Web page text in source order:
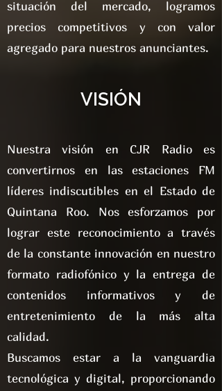
situación del mercado, logramos
precios competitivos y con valor
agregado para nuestros anunciantes.
VISIÓN
Nuestra visión en CJR Radio es
convertirnos en las estaciones FM
líderes indiscutibles en el Estado de
Quintana Roo. Nos esforzamos por
lograr este reconocimiento a través
de la constante innovación en nuestro
formato radiofónico y la entrega de
contenidos informativos y de
entretenimiento de la más alta
calidad.
Buscamos estar a la vanguardia
tecnológica y digital, proporcionando